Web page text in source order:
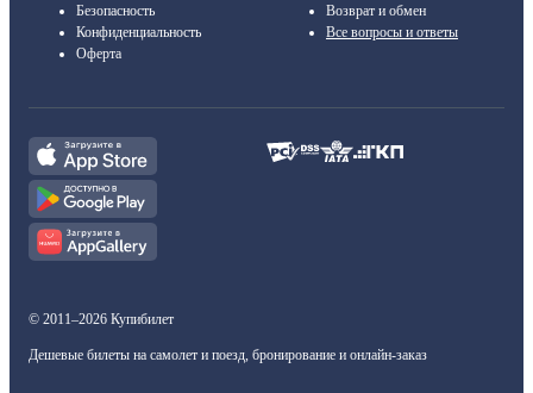
Безопасность
Конфиденциальность
Оферта
Возврат и обмен
Все вопросы и ответы
© 2011–2026 Купибилет
Дешевые билеты на самолет и поезд, бронирование и онлайн-заказ